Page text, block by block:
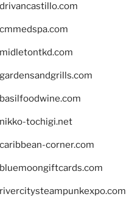
drivancastillo.com
cmmedspa.com
midletontkd.com
gardensandgrills.com
basilfoodwine.com
nikko-tochigi.net
caribbean-corner.com
bluemoongiftcards.com
rivercitysteampunkexpo.com